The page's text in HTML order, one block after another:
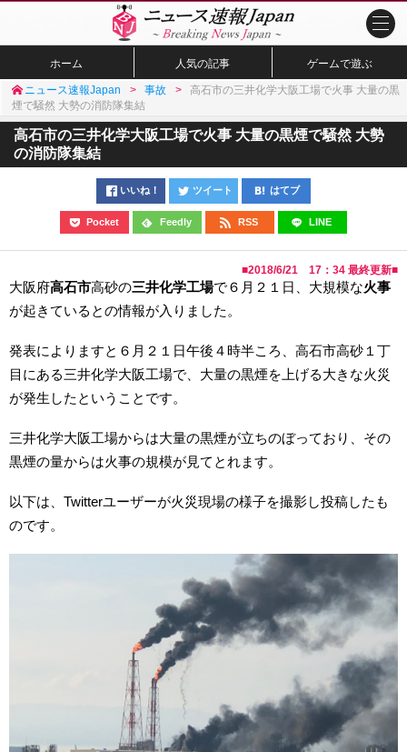
ホーム 人気の記事 ゲームで遊ぶ
ニュース速報Japan 事故
高石市の三井化学大阪工場で火事 大量の黒
煙で騒然 大勢の消防隊集結
高石市の三井化学大阪工場で火事 大量の黒煙で騒然 大勢
の消防隊集結
いいね！ ツイート はてブ
Pocket Feedly RSS LINE
■2018/6/21 17：34 最終更新■
大阪府高石市高砂の三井化学工場で６月２１日、大規模な火事
が起きているとの情報が入りました。
発表によりますと６月２１日午後４時半ころ、高石市高砂１丁
目にある三井化学大阪工場で、大量の黒煙を上げる大きな火災
が発生したということです。
三井化学大阪工場からは大量の黒煙が立ちのぼっており、その
黒煙の量からは火事の規模が見てとれます。
以下は、Twitterユーザーが火災現場の様子を撮影し投稿したも
のです。